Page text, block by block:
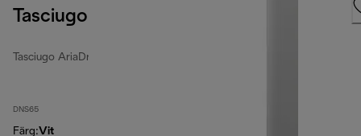
Tasciugo AriaDry Light
Tasciugo AriaDry Light
DNS65
Färg:Vit